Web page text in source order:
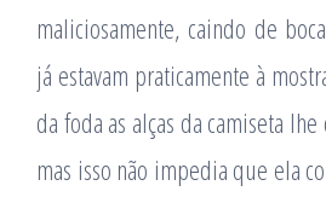
maliciosamente, caindo de
já estavam praticamente à
da foda as alças da camiseta
mas isso não impedia que ela